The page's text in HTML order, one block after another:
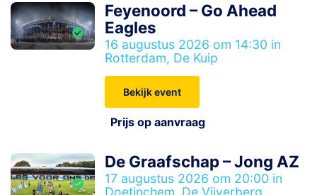
Feyenoord – Go Ahead
Eagles
16 augustus 2026 om 14:30 in
Rotterdam, De Kuip
Bekijk event
Prijs op aanvraag
De Graafschap – Jong AZ
17 augustus 2026 om 20:00 in
Doetinchem, De Vijverberg